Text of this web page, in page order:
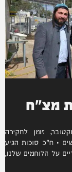
מצ"ח
זומן לחקירה
• ח"כ סוכות הגיע
על הלוחמים שלנו,